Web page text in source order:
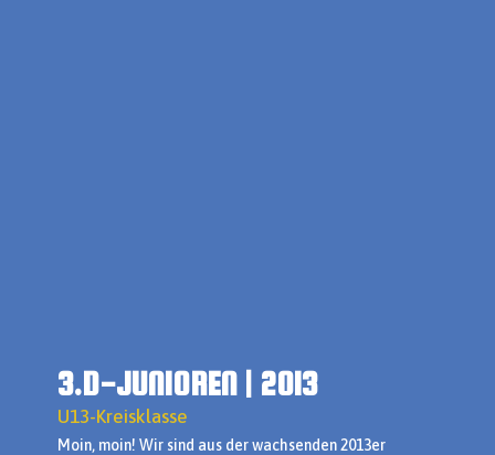
3.D-JUNIOREN | 2013
U13-Kreisklasse
Moin, moin! Wir sind aus der wachsenden 2013er